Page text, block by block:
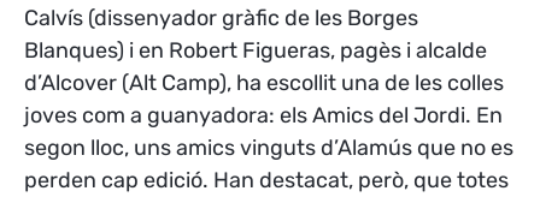
Calvís (dissenyador gràfic de les Borges
Blanques) i en Robert Figueras, pagès i alcalde
d’Alcover (Alt Camp), ha escollit una de les colles
joves com a guanyadora: els Amics del Jordi. En
segon lloc, uns amics vinguts d’Alamús que no es
perden cap edició. Han destacat, però, que totes